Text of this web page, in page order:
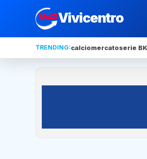
Vivicentro
TRENDING:calciomercatoserie